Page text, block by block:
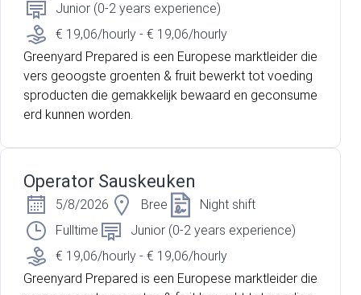
Junior (0-2 years experience)
€ 19,06/hourly - € 19,06/hourly
Greenyard Prepared is een Europese marktleider die
vers geoogste groenten & fruit bewerkt tot voeding
sproducten die gemakkelijk bewaard en geconsume
erd kunnen worden.
Operator Sauskeuken
5/8/2026 Bree
Night shift
Fulltime
Junior (0-2 years experience)
€ 19,06/hourly - € 19,06/hourly
Greenyard Prepared is een Europese marktleider die